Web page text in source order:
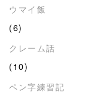
ウマイ飯
(6)
クレーム話
(10)
ペン字練習記